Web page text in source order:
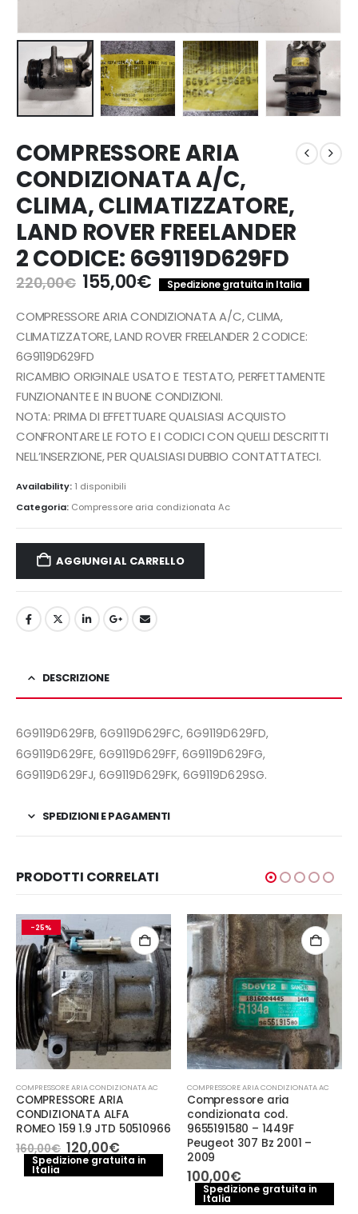
COMPRESSORE ARIA
CONDIZIONATA A/C,
CLIMA, CLIMATIZZATORE,
LAND ROVER FREELANDER
2 CODICE: 6G9119D629FD
220,00€ Il
originale
era:
220,00€.
155,00€Il
prezzo
attuale
è:
Spedizione gratuita in Italia
COMPRESSORE ARIA CONDIZIONATA A/C, CLIMA,
CLIMATIZZATORE, LAND ROVER FREELANDER 2 CODICE:
6G9119D629FD
RICAMBIO ORIGINALE USATO E TESTATO, PERFETTAMENTE
FUNZIONANTE E IN BUONE CONDIZIONI.
NOTA: PRIMA DI EFFETTUARE QUALSIASI ACQUISTO
CONFRONTARE LE FOTO E I CODICI CON QUELLI DESCRITTI
NELL’INSERZIONE, PER QUALSIASI DUBBIO CONTATTATECI.
Availability: 1 disponibili
Categoria: Compressore aria condizionata Ac
AGGIUNGI AL CARRELLO
DESCRIZIONE
6G9119D629FB, 6G9119D629FC, 6G9119D629FD,
6G9119D629FE, 6G9119D629FF, 6G9119D629FG,
6G9119D629FJ, 6G9119D629FK, 6G9119D629SG.
SPEDIZIONI E PAGAMENTI
PRODOTTI CORRELATI
-25%
COMPRESSORE ARIA CONDIZIONATA AC
COMPRESSORE ARIA
CONDIZIONATA ALFA
ROMEO 159 1.9 JTD 50510966
160,00€ Il
prezzo
originale
120,00€Il
prezzo
attuale
Spedizione gratuita in
Italia
COMPRESSORE ARIA CONDIZIONATA AC
Compressore aria
condizionata cod.
9655191580 – 1449F
Peugeot 307 Bz 2001 –
2009
100,00€
Spedizione gratuita in
Italia